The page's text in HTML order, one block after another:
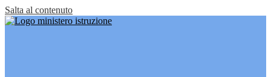
Salta al contenuto